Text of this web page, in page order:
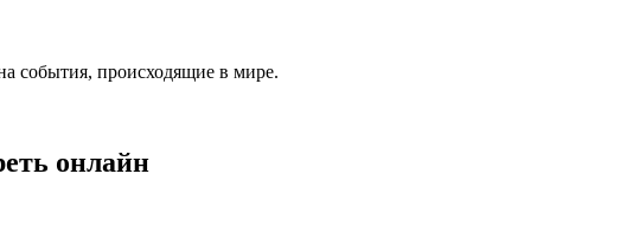
события, происходящие в мире.
онлайн